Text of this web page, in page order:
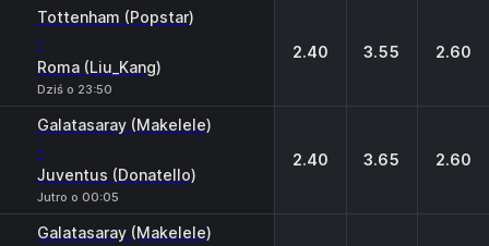
Tottenham (Popstar)
-
Roma (Liu_Kang)
Dziś o 23:50
2.40 3.55 2.60
Galatasaray (Makelele)
-
Juventus (Donatello)
Jutro o 00:05
2.40 3.65 2.60
Galatasaray (Makelele)